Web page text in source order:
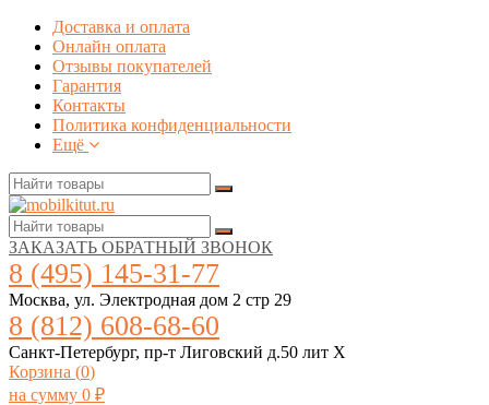
Доставка и оплата
Онлайн оплата
Отзывы покупателей
Гарантия
Контакты
Политика конфиденциальности
Ещё
ЗАКАЗАТЬ ОБРАТНЫЙ ЗВОНОК
8 (495) 145-31-77
Москва, ул. Электродная дом 2 стр 29
8 (812) 608-68-60
Санкт-Петербург, пр-т Лиговский д.50 лит Х
Корзина (0)
на сумму 0 ₽